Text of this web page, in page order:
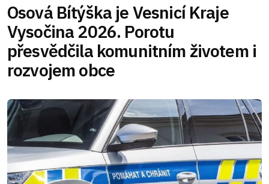
Osová Bítýška je Vesnicí Kraje
Vysočina 2026. Porotu
přesvědčila komunitním životem i
rozvojem obce